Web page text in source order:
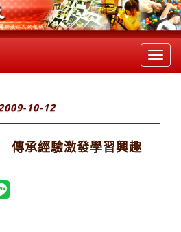
10-12
傳承經驗激發學習興趣